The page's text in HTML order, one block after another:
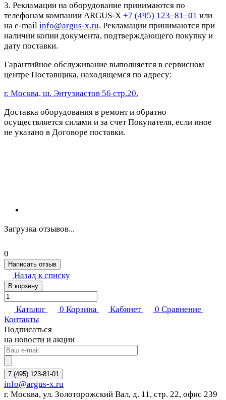
3. Рекламации на оборудование принимаются по
телефонам компании ARGUS-X +7 (495) 123–81–01 или
на e-mail info@argus-x.ru. Рекламации принимаются при
наличии копии документа, подтверждающего покупку и
дату поставки.
Гарантийное обслуживание выполняется в сервисном
центре Поставщика, находящемся по адресу:
г. Москва, ш. Энтузиастов 56 стр.20.
Доставка оборудования в ремонт и обратно
осуществляется силами и за счет Покупателя, если иное
не указано в Договоре поставки.
Загрузка отзывов...
0
Написать отзыв
Назад к списку
В корзину
Каталог 0 Корзина Кабинет 0 Сравнение
Контакты
Подписаться
на новости и акции
7 (495) 123-81-01
info@argus-x.ru
г. Москва, ул. Золоторожский Вал, д. 11, стр. 22, офис 239